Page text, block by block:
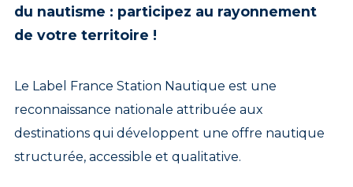
du nautisme : participez au rayonnement
de votre territoire !
Le Label France Station Nautique est une
reconnaissance nationale attribuée aux
destinations qui développent une offre nautique
structurée, accessible et qualitative.